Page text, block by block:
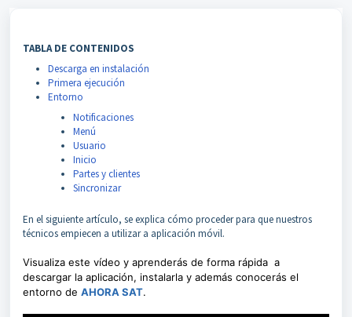
TABLA DE CONTENIDOS
Descarga en instalación
Primera ejecución
Entorno
Notificaciones
Menú
Usuario
Inicio
Partes y clientes
Sincronizar
En el siguiente artículo, se explica cómo proceder para que nuestros
técnicos empiecen a utilizar a aplicación móvil.
Visualiza este vídeo y aprenderás de forma rápida a
descargar la aplicación, instalarla y además conocerás el
entorno de AHORA SAT.